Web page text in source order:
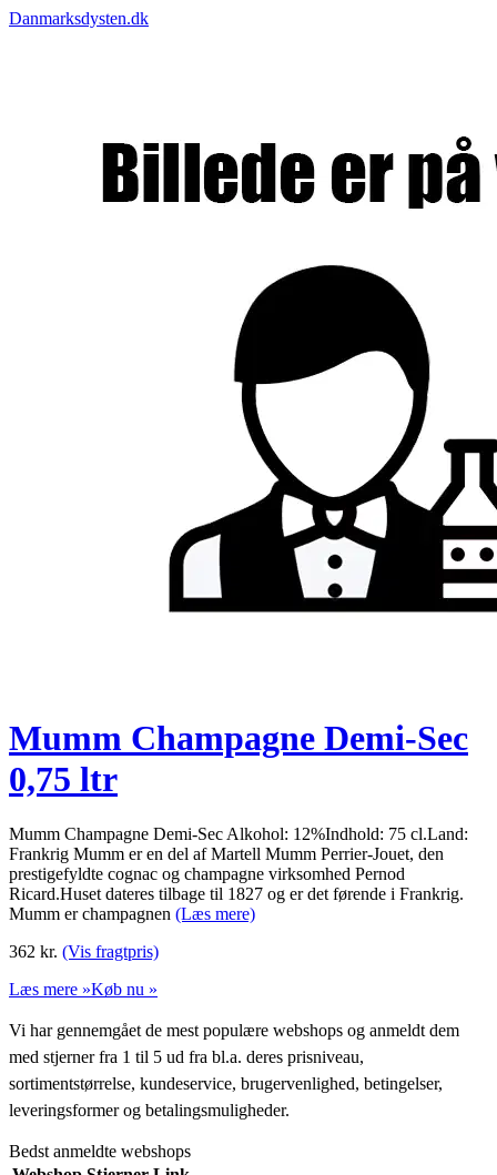
Danmarksdysten.dk
Mumm Champagne Demi-Sec
0,75 ltr
Mumm Champagne Demi-Sec Alkohol: 12%Indhold: 75 cl.Land:
Frankrig Mumm er en del af Martell Mumm Perrier-Jouet, den
prestigefyldte cognac og champagne virksomhed Pernod
Ricard.Huset dateres tilbage til 1827 og er det førende i Frankrig.
Mumm er champagnen (Læs mere)
362 kr. (Vis fragtpris)
Læs mere »Køb nu »
Vi har gennemgået de mest populære webshops og anmeldt dem
med stjerner fra 1 til 5 ud fra bl.a. deres prisniveau,
sortimentstørrelse, kundeservice, brugervenlighed, betingelser,
leveringsformer og betalingsmuligheder.
Bedst anmeldte webshops